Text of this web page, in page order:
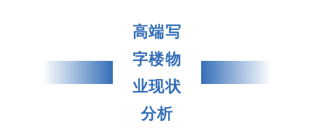
高端写
字楼物
业现状
分析